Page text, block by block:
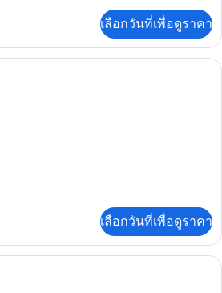
เลือกวันที่เพื่อดูราคา
ห้องคลาสสิกดับเบิล | Wi-Fi ฟรี, ผ้าปูที่น
เลือกวันที่เพื่อดูราคา